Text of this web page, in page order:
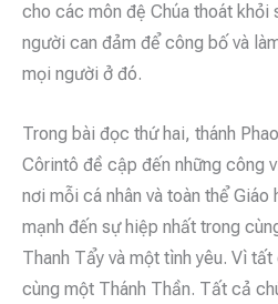
cho các môn đệ Chúa thoát khỏi
người can đảm để công bố và
mọi người ở đó.
Trong bài đọc thứ hai, thánh
Côrintô đề cập đến những công
nơi mỗi cá nhân và toàn thể Giáo
mạnh đến sự hiệp nhất trong
Thanh Tẩy và một tình yêu. Vì
cùng một Thánh Thần. Tất cả